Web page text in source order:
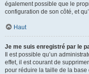
également possible que le
configuration de son côté, et
Haut
Je me suis enregistré par le
Il est possible qu’un
effet, il est courant de
pour réduire la taille de la